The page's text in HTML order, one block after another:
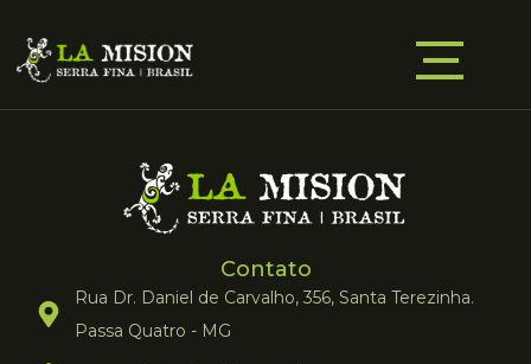
Contato
Rua Dr. Daniel de Carvalho, 356, Santa Terezinha.
Passa Quatro - MG